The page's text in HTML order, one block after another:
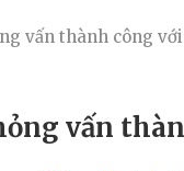
vấn thành công
vấn